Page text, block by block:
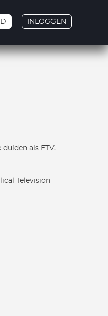
INLOGGEN
als ETV,
Television